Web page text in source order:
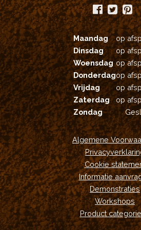
Maandag
op
Dinsdag
op
Woensdag op
Donderdagop
Vrijdag
op
Zaterdag
op
Zondag
Algemene
Cookie
Informatie
Demonstraties
Workshops
Product